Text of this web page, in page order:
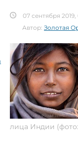
07 сентября 2019,
Автор: Золотая
лица Индии